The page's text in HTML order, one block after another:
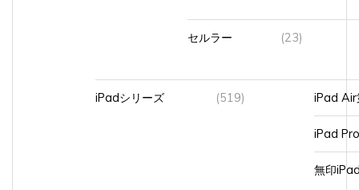
セルラー (23)
iPadシリーズ (519) iPad Air
iPad Pro
無印